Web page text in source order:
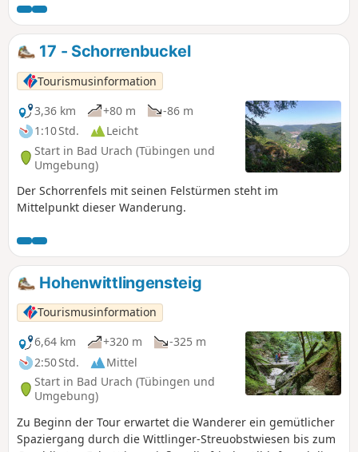
17 - Schorrenbuckel
Tourismusinformation
3,36 km
+80 m
-86 m
1:10 Std.
Leicht
Start in Bad Urach (Tübingen und
Umgebung)
Der Schorrenfels mit seinen Felstürmen steht im
Mittelpunkt dieser Wanderung.
Hohenwittlingensteig
Tourismusinformation
6,64 km
+320 m
-325 m
2:50 Std.
Mittel
Start in Bad Urach (Tübingen und
Umgebung)
Zu Beginn der Tour erwartet die Wanderer ein gemütlicher
Spaziergang durch die Wittlinger-Streuobstwiesen bis zum